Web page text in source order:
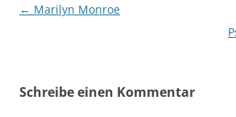
Beitragsnavigation
← Marilyn Monroe
Schreibe einen Kommentar